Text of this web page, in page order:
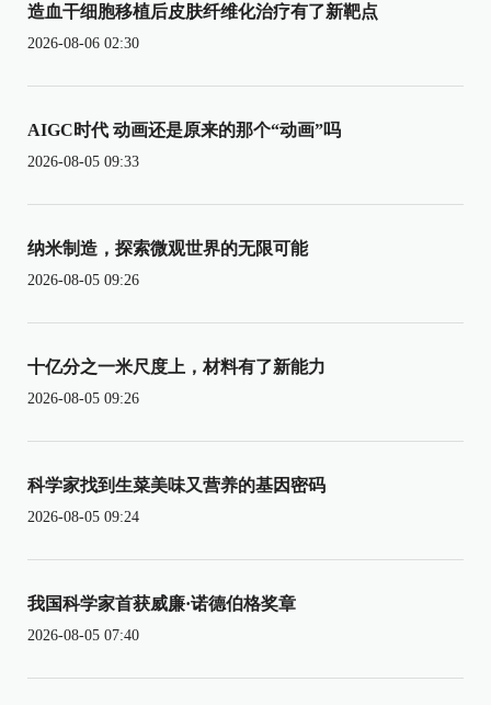
造血干细胞移植后皮肤纤维化治疗有了新靶点
2026-08-06 02:30
AIGC时代 动画还是原来的那个“动画”吗
2026-08-05 09:33
纳米制造，探索微观世界的无限可能
2026-08-05 09:26
十亿分之一米尺度上，材料有了新能力
2026-08-05 09:26
科学家找到生菜美味又营养的基因密码
2026-08-05 09:24
我国科学家首获威廉·诺德伯格奖章
2026-08-05 07:40